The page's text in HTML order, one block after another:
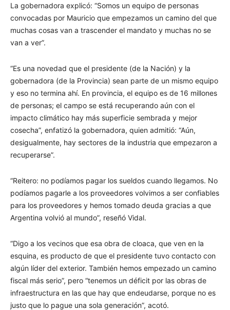
La gobernadora explicó: “Somos un equipo de personas
convocadas por Mauricio que empezamos un camino del que
muchas cosas van a trascender el mandato y muchas no se
van a ver”.
“Es una novedad que el presidente (de la Nación) y la
gobernadora (de la Provincia) sean parte de un mismo equipo
y eso no termina ahí. En provincia, el equipo es de 16 millones
de personas; el campo se está recuperando aún con el
impacto climático hay más superficie sembrada y mejor
cosecha”, enfatizó la gobernadora, quien admitió: “Aún,
desigualmente, hay sectores de la industria que empezaron a
recuperarse”.
“Reitero: no podíamos pagar los sueldos cuando llegamos. No
podíamos pagarle a los proveedores volvimos a ser confiables
para los proveedores y hemos tomado deuda gracias a que
Argentina volvió al mundo”, reseñó Vidal.
“Digo a los vecinos que esa obra de cloaca, que ven en la
esquina, es producto de que el presidente tuvo contacto con
algún líder del exterior. También hemos empezado un camino
fiscal más serio”, pero “tenemos un déficit por las obras de
infraestructura en las que hay que endeudarse, porque no es
justo que lo pague una sola generación”, acotó.